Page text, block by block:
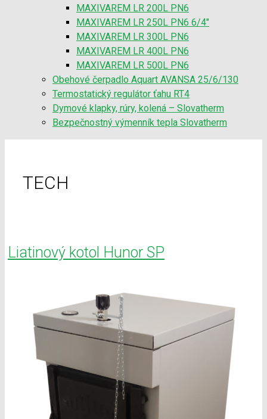
MAXIVAREM LR 200L PN6
MAXIVAREM LR 250L PN6 6/4″
MAXIVAREM LR 300L PN6
MAXIVAREM LR 400L PN6
MAXIVAREM LR 500L PN6
Obehové čerpadlo Aquart AVANSA 25/6/130
Termostatický regulátor ťahu RT4
Dymové klapky, rúry, kolená – Slovatherm
Bezpečnostný výmenník tepla Slovatherm
TECH
Liatinový kotol Hunor SP